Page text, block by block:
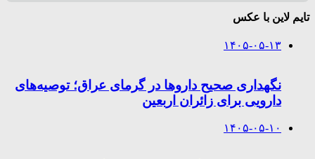
تایم لاین با عکس
۱۴۰۵-۰۵-۱۳
نگهداری صحیح داروها در گرمای عراق؛ توصیه‌های
دارویی برای زائران اربعین
۱۴۰۵-۰۵-۱۰